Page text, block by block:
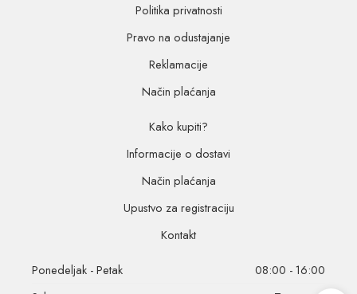
Politika privatnosti
Pravo na odustajanje
Reklamacije
Način plaćanja
Kako kupiti?
Informacije o dostavi
Način plaćanja
Upustvo za registraciju
Kontakt
Ponedeljak - Petak
08:00 - 16:00